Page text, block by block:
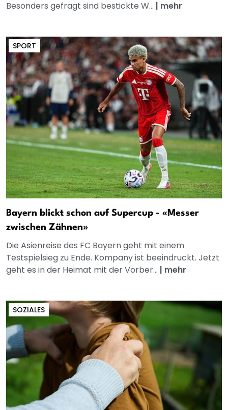
Besonders gefragt sind bestickte W... | mehr
SPORT
Bayern blickt schon auf Supercup - «Messer
zwischen Zähnen»
Die Asienreise des FC Bayern geht mit einem
Testspielsieg zu Ende. Kompany ist beeindruckt. Jetzt
geht es in der Heimat mit der Vorber... | mehr
SOZIALES